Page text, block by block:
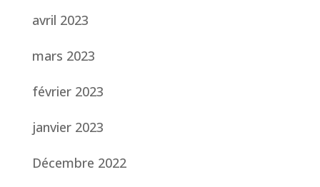
avril 2023
mars 2023
février 2023
janvier 2023
Décembre 2022